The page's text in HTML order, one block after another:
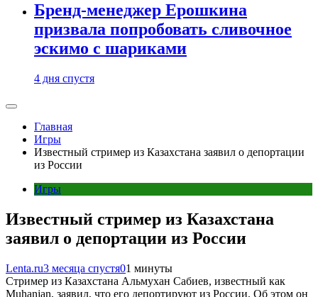
Бренд-менеджер Ерошкина
призвала попробовать сливочное
эскимо с шариками
4 дня спустя
Главная
Игры
Известный стример из Казахстана заявил о депортации
из России
Игры
Известный стример из Казахстана
заявил о депортации из России
Lenta.ru3 месяца спустя01 минуты
Стример из Казахстана Альмухан Сабиев, известный как
Muhanjan, заявил, что его депортируют из России. Об этом он